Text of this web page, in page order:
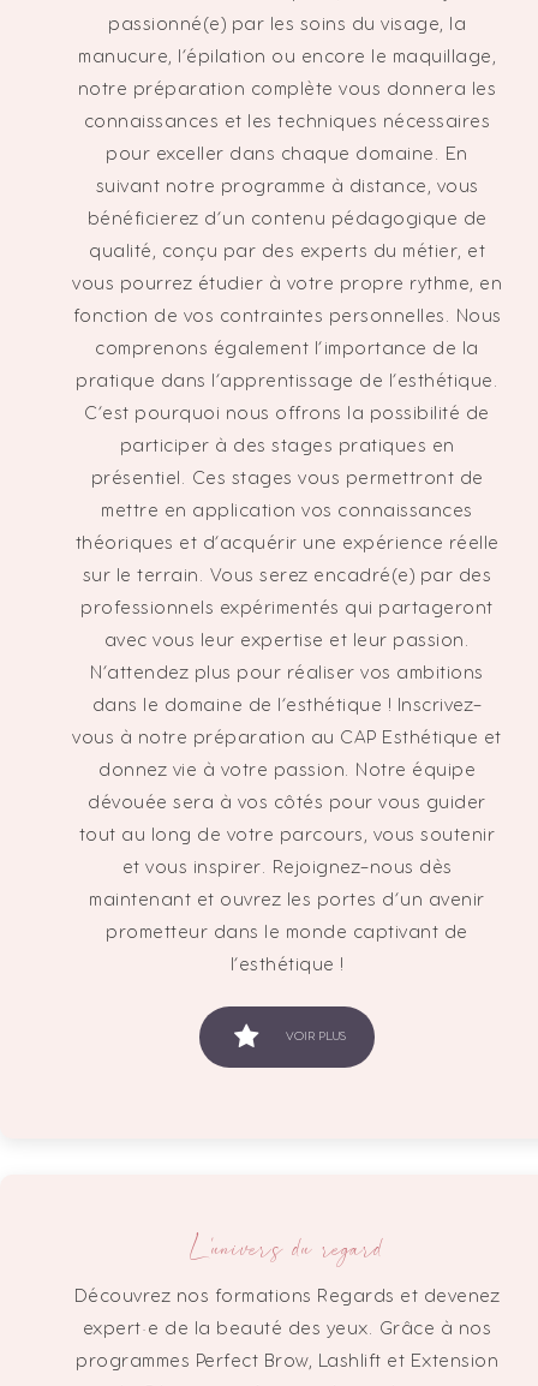
passionné(e) par les soins du visage, la
manucure, l’épilation ou encore le maquillage,
notre préparation complète vous donnera les
connaissances et les techniques nécessaires
pour exceller dans chaque domaine. En
suivant notre programme à distance, vous
bénéficierez d’un contenu pédagogique de
qualité, conçu par des experts du métier, et
vous pourrez étudier à votre propre rythme, en
fonction de vos contraintes personnelles. Nous
comprenons également l’importance de la
pratique dans l’apprentissage de l’esthétique.
C’est pourquoi nous offrons la possibilité de
participer à des stages pratiques en
présentiel. Ces stages vous permettront de
mettre en application vos connaissances
théoriques et d’acquérir une expérience réelle
sur le terrain. Vous serez encadré(e) par des
professionnels expérimentés qui partageront
avec vous leur expertise et leur passion.
N’attendez plus pour réaliser vos ambitions
dans le domaine de l’esthétique ! Inscrivez-
vous à notre préparation au CAP Esthétique et
donnez vie à votre passion. Notre équipe
dévouée sera à vos côtés pour vous guider
tout au long de votre parcours, vous soutenir
et vous inspirer. Rejoignez-nous dès
maintenant et ouvrez les portes d’un avenir
prometteur dans le monde captivant de
l’esthétique !
VOIR PLUS
L'univers du regard
Découvrez nos formations Regards et devenez
expert·e de la beauté des yeux. Grâce à nos
programmes Perfect Brow, Lashlift et Extension